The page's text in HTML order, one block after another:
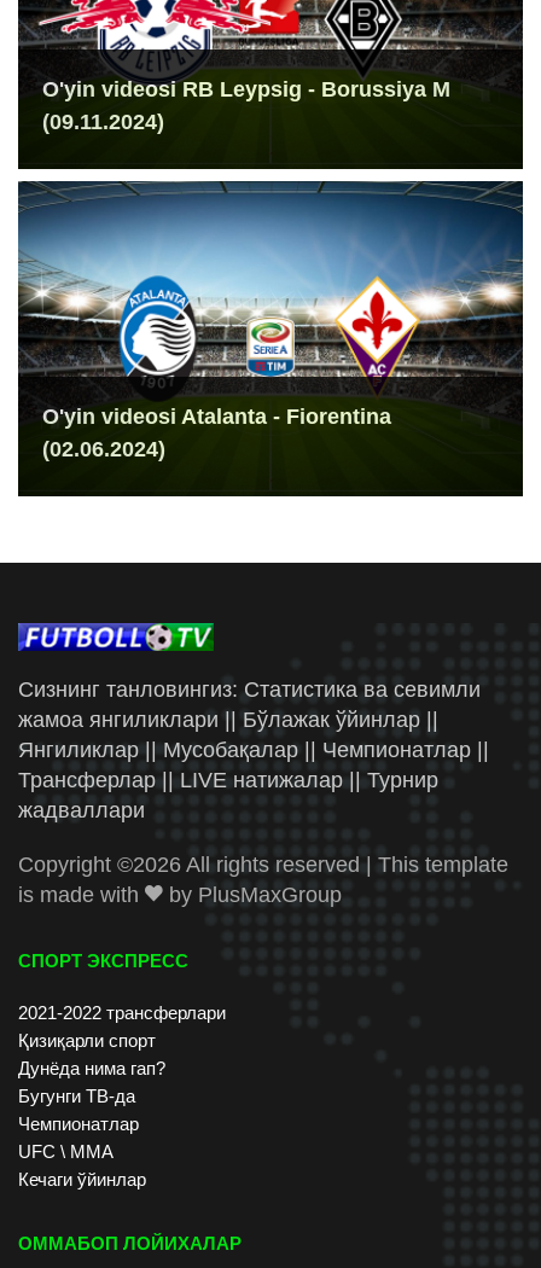
O'yin videosi RB Leypsig - Borussiya M
(09.11.2024)
O'yin videosi Atalanta - Fiorentina
(02.06.2024)
Сизнинг танловингиз: Статистика ва севимли
жамоа янгиликлари || Бўлажак ўйинлар ||
Янгиликлар || Мусобақалар || Чемпионатлар ||
Трансферлар || LIVE натижалар || Турнир
жадваллари
Copyright ©2026 All rights reserved | This template
is made with
by PlusMaxGroup
СПОРТ ЭКСПРЕСС
2021-2022 трансферлари
Қизиқарли спорт
Дунёда нима гап?
Бугунги ТВ-да
Чемпионатлар
UFC \ ММА
Кечаги ўйинлар
ОММАБОП ЛОЙИХАЛАР